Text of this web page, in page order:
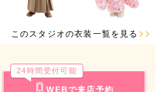
このスタジオの衣装一覧を見る
WEBで来店予約
24時間受付可能